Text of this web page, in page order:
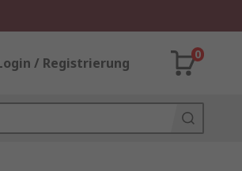
/ Registrierung
0